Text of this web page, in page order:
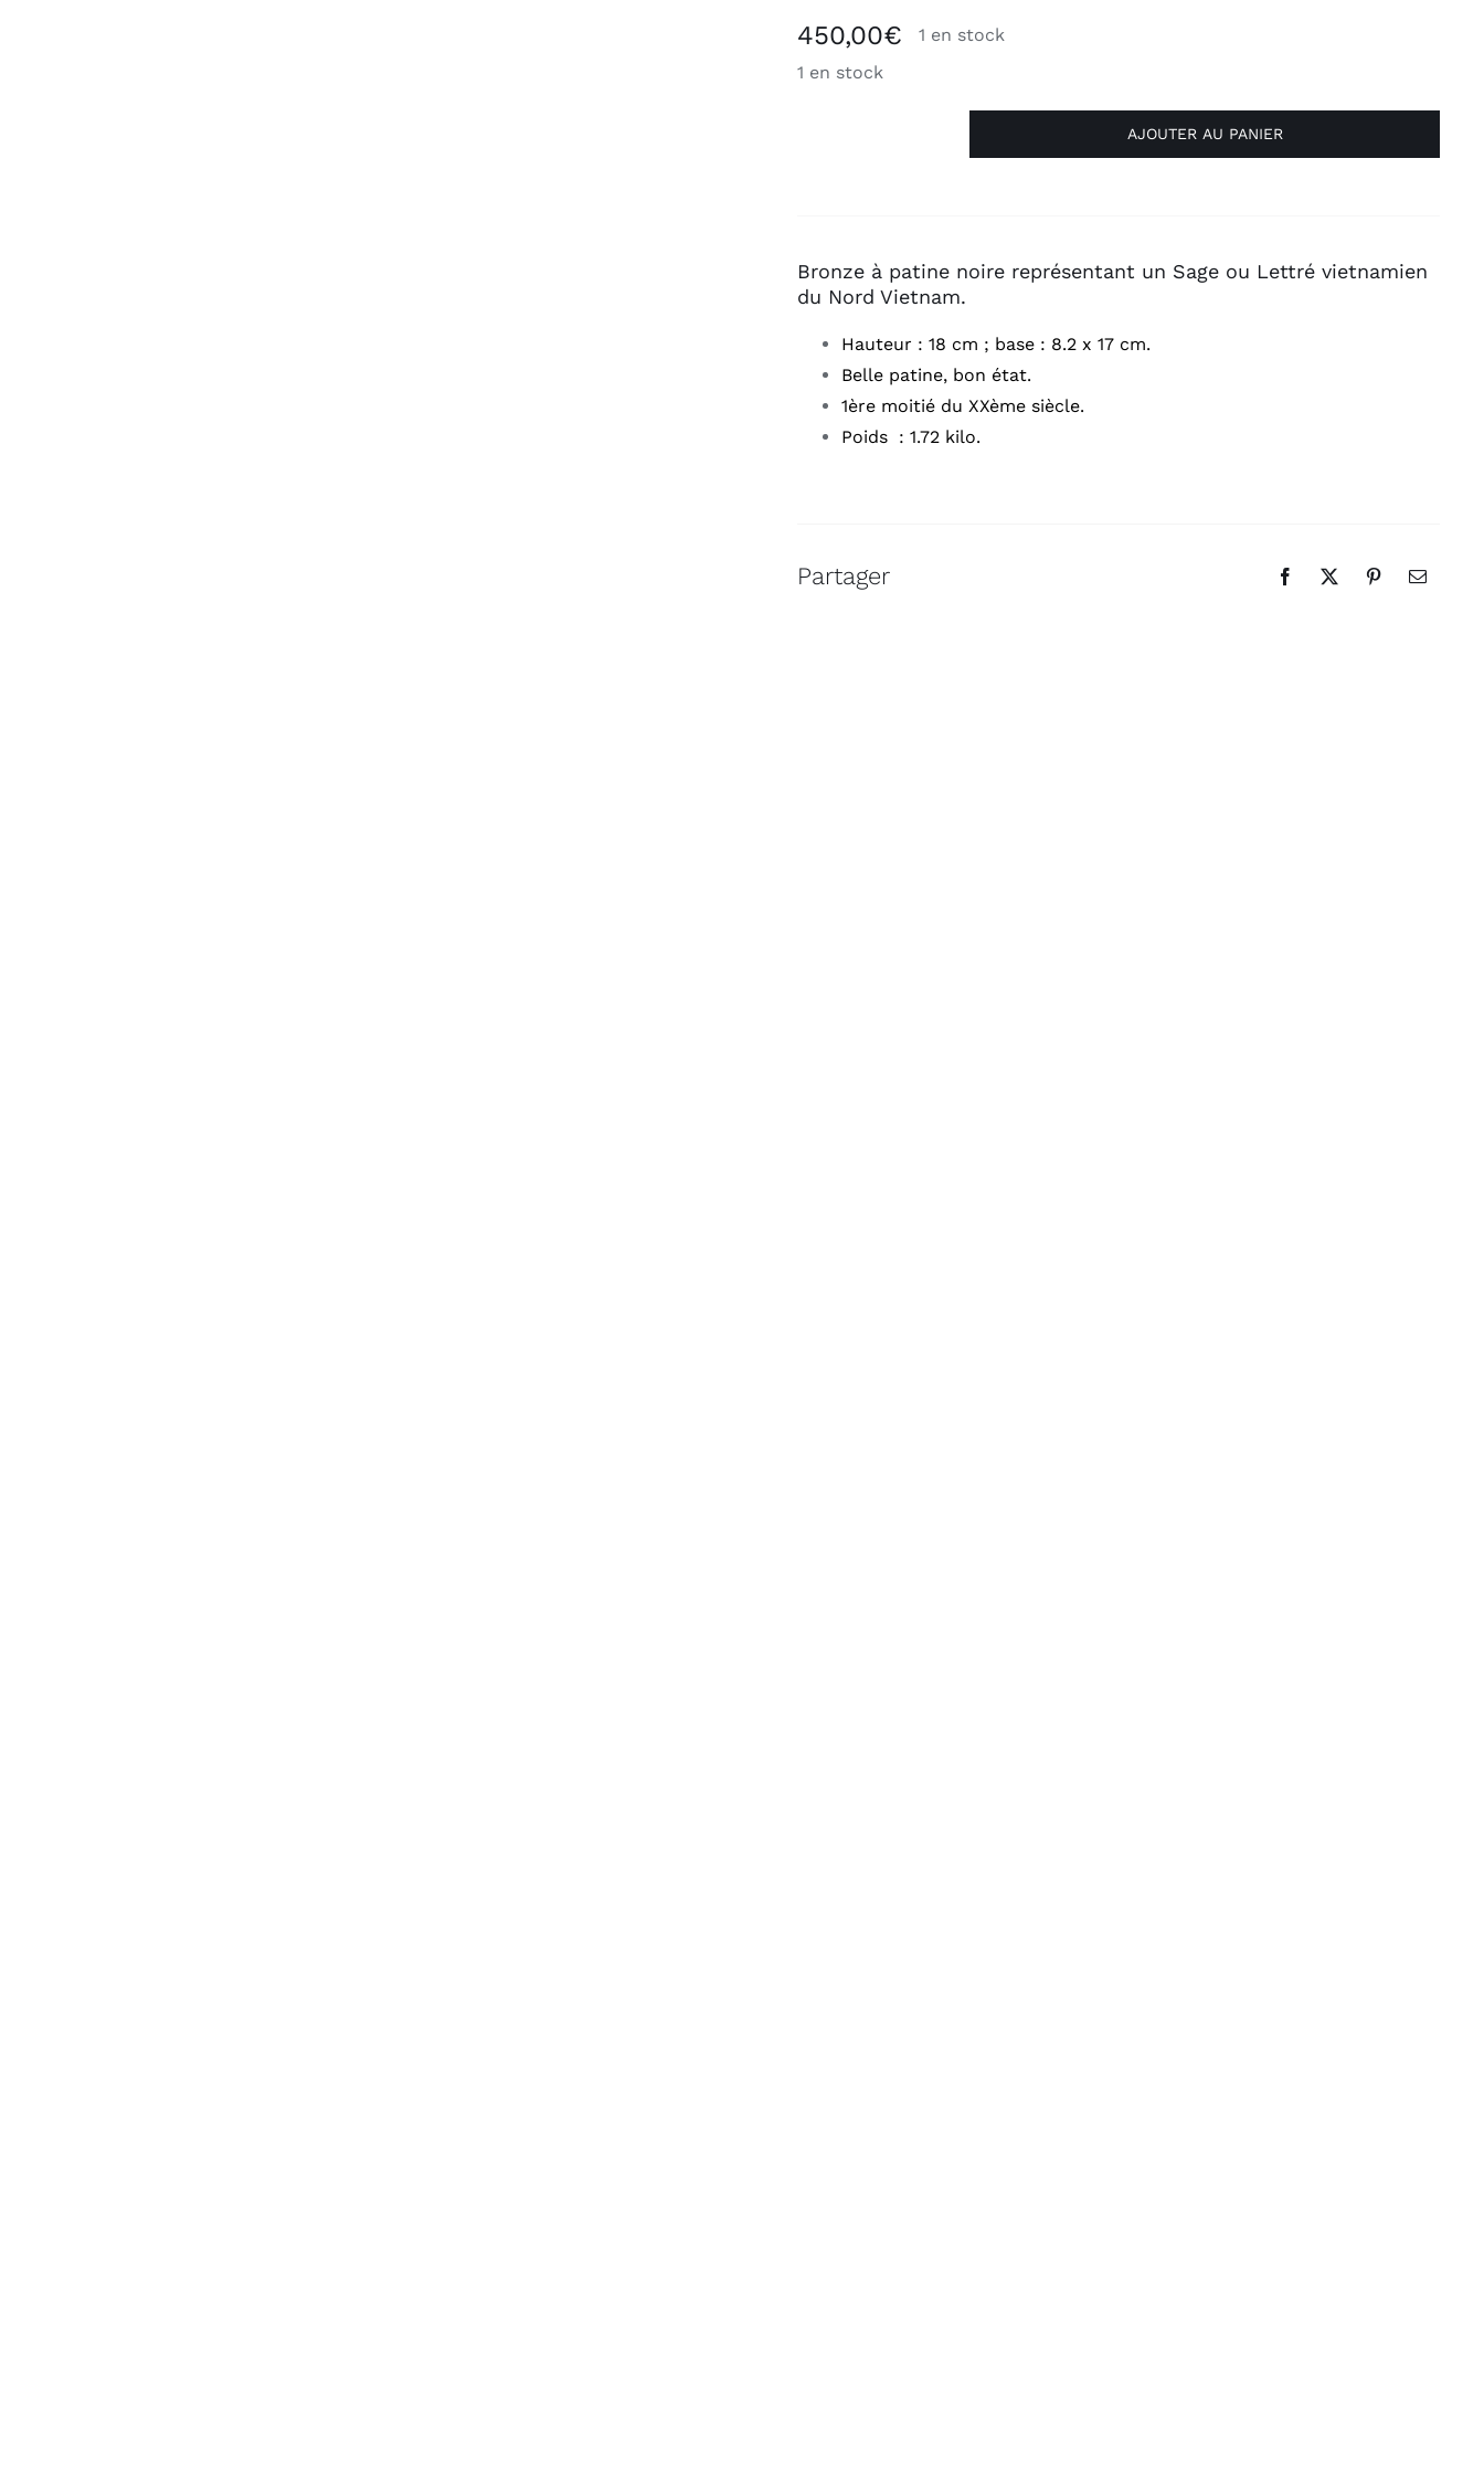
450,00€
1 en stock
1 en stock
bronze
d'un
ou
lettré
Vietnamien
VIETNAM
AJOUTER AU PANIER
Bronze à patine noire représentant un Sage ou Lettré vietnamien
du Nord Vietnam.
Hauteur : 18 cm ; base : 8.2 x 17 cm.
Belle patine, bon état.
1ère moitié du XXème siècle.
Poids : 1.72 kilo.
Partager